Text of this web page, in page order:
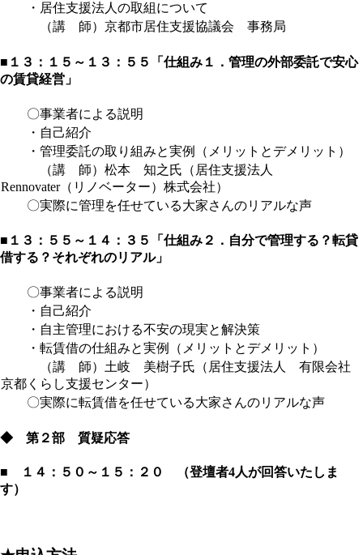
・居住支援法人の取組について
（講 師）京都市居住支援協議会 事務局
■１３：１５～１３：５５「仕組み１．管理の外部委託で安心
の賃貸経営」
〇事業者による説明
・自己紹介
・管理委託の取り組みと実例（メリットとデメリット）
（講 師）松本 知之氏（居住支援法人
Rennovater（リノベーター）株式会社）
〇実際に管理を任せている大家さんのリアルな声
■１３：５５～１４：３５「仕組み２．自分で管理する？転貸
借する？それぞれのリアル」
〇事業者による説明
・自己紹介
・自主管理における不安の現実と解決策
・転賃借の仕組みと実例（メリットとデメリット）
（講 師）土岐 美樹子氏（居住支援法人 有限会社
京都くらし支援センター）
〇実際に転賃借を任せている大家さんのリアルな声
◆ 第２部 質疑応答
■ １４：５０～１５：２０ （登壇者4人が回答いたしま
す）